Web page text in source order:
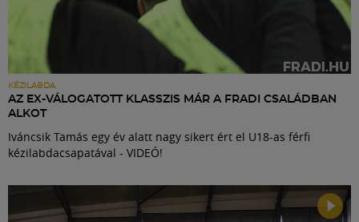
KÉZILABDA
AZ EX-VÁLOGATOTT KLASSZIS MÁR A FRADI CSALÁDBAN
ALKOT
Iváncsik Tamás egy év alatt nagy sikert ért el U18-as férfi
kézilabdacsapatával - VIDEÓ!